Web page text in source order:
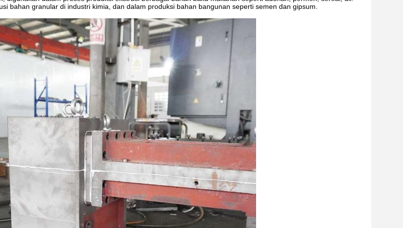
bahan granular di industri kimia, dan dalam produksi bahan bangunan seperti semen dan gipsum.